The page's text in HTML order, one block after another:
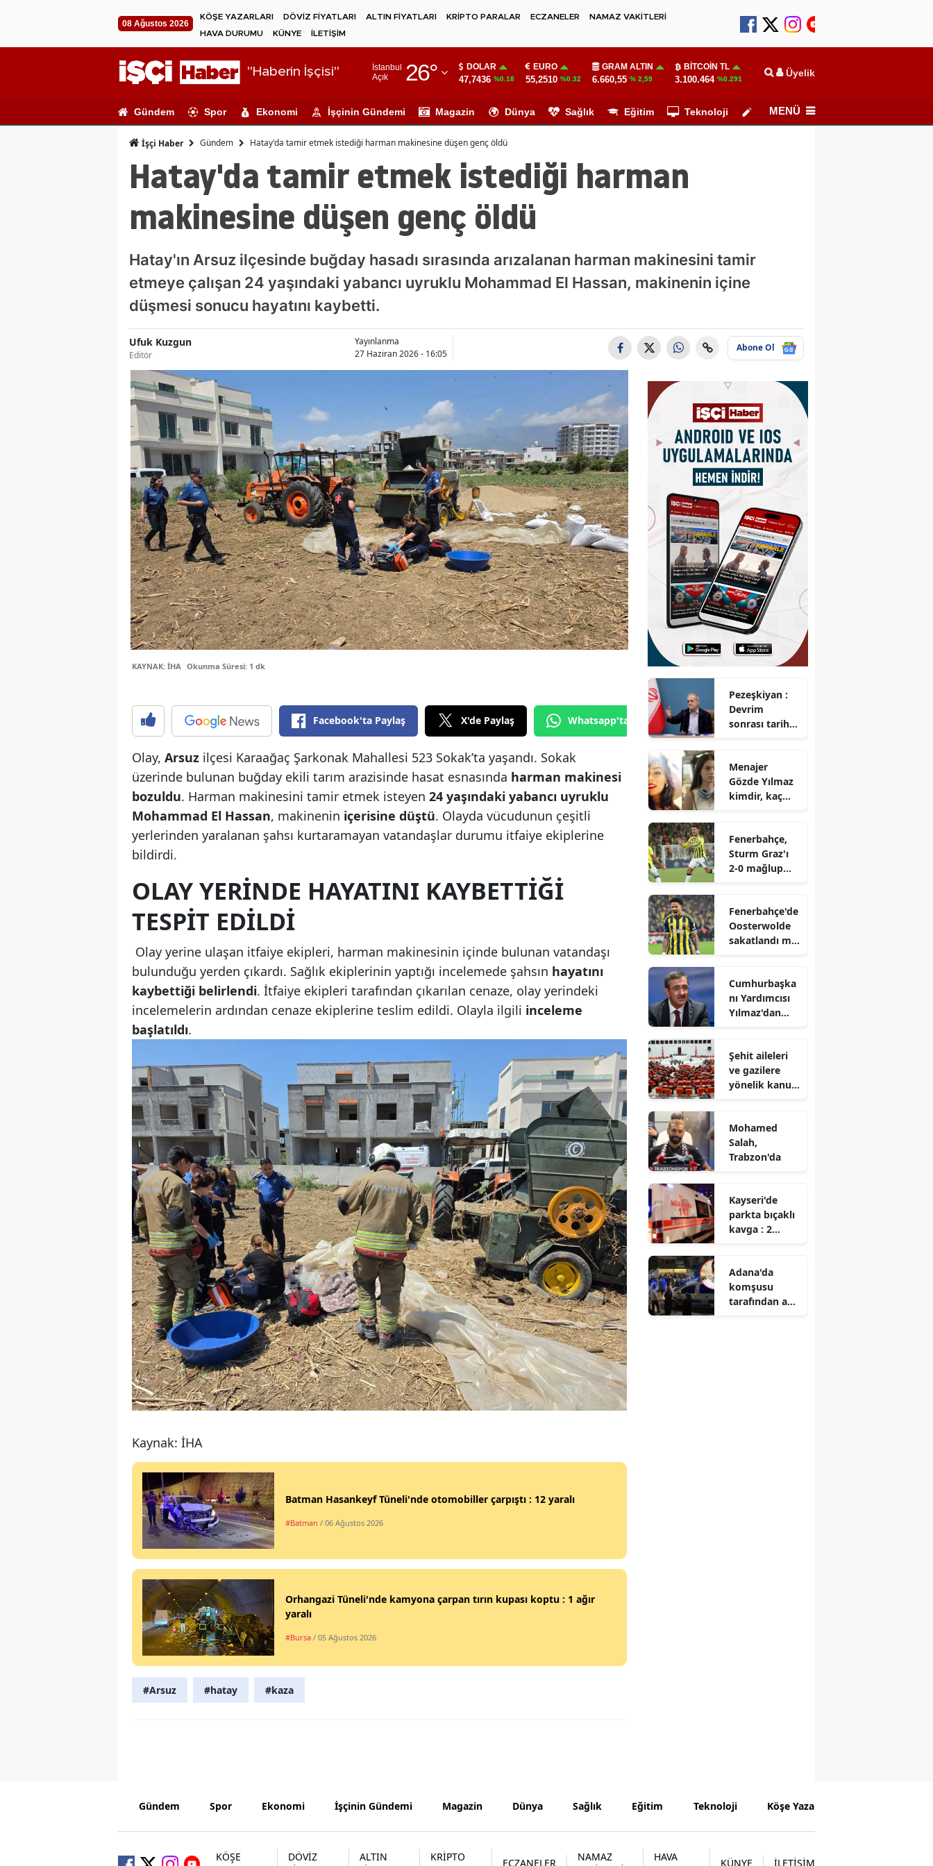
08 Ağustos 2026
KÖŞE YAZARLARI DÖVİZ FİYATLARI ALTIN FİYATLARI KRİPTO PARALAR ECZANELER
NAMAZ VAKİTLERİ
HAVA DURUMU
KÜNYE İLETİŞİM
"Haberin İşçisi"
İstanbul
Açık
26°
Adıyaman
Ağrı
Ankara
Antalya
Artvin
Aydın
Bilecik
Bingöl
Bolu
Burdur
Bursa
Çanakkale
Çankırı
Çorum
Denizli
Diyarbakır
Edirne
Erzurum
Eskişehir
Gaziantep
Giresun
Gümüşhane
Hatay
Mersin
İstanbul
İzmir
Kars
Kastamonu
Kayseri
Kırklareli
Kırşehir
Kocaeli
Konya
Kütahya
Malatya
Manisa
Kahramanmaraş
Mardin
Muğla
Muş
Niğde
Ordu
Siirt
Sivas
Şanlıurfa
Uşak
Van
DOLAR
47,7436 %0.18
EURO
55,2510 %0.32
GRAM ALTIN
6.660,55 % 2,59
BITCOIN TL
3.100.464 %0.291 Üyelik
Gündem Spor Ekonomi İşçinin Gündemi Magazin Dünya Sağlık Eğitim Teknoloji Köşe Yazarları
MENÜ
İşçi Haber Gündem Hatay'da tamir etmek istediği harman makinesine düşen genç öldü
Hatay'da tamir etmek istediği harman
makinesine düşen genç öldü
Hatay'ın Arsuz ilçesinde buğday hasadı sırasında arızalanan harman makinesini tamir
etmeye çalışan 24 yaşındaki yabancı uyruklu Mohammad El Hassan, makinenin içine
düşmesi sonucu hayatını kaybetti.
Ufuk Kuzgun
Editör
Yayınlanma
27 Haziran 2026 - 16:05
Abone Ol
KAYNAK: İHA Okunma Süresi: 1 dk
Facebook'ta Paylaş X'de Paylaş Whatsapp'tan Gönder
Olay, Arsuz ilçesi Karaağaç Şarkonak Mahallesi 523 Sokak’ta yaşandı. Sokak
üzerinde bulunan buğday ekili tarım arazisinde hasat esnasında harman makinesi
bozuldu. Harman makinesini tamir etmek isteyen 24 yaşındaki yabancı uyruklu
Mohammad El Hassan, makinenin içerisine düştü. Olayda vücudunun çeşitli
yerlerinden yaralanan şahsı kurtaramayan vatandaşlar durumu itfaiye ekiplerine
bildirdi.
OLAY YERINDE HAYATINI KAYBETTIĞI
TESPIT EDILDI
Olay yerine ulaşan itfaiye ekipleri, harman makinesinin içinde bulunan vatandaşı
bulunduğu yerden çıkardı. Sağlık ekiplerinin yaptığı incelemede şahsın hayatını
kaybettiği belirlendi. İtfaiye ekipleri tarafından çıkarılan cenaze, olay yerindeki
incelemelerin ardından cenaze ekiplerine teslim edildi. Olayla ilgili inceleme
başlatıldı.
Kaynak: İHA
Batman Hasankeyf Tüneli'nde otomobiller çarpıştı : 12 yaralı
#Batman / 06 Ağustos 2026
Orhangazi Tüneli'nde kamyona çarpan tırın kupası koptu : 1 ağır
yaralı
#Bursa / 05 Ağustos 2026
#Arsuz #hatay #kaza
Pezeşkiyan :
Devrim
sonrası tarihte
Menajer
Gözde Yılmaz
kimdir, kaç
Fenerbahçe,
Sturm Graz'ı
2-0 mağlup
Fenerbahçe'de
Oosterwolde
sakatlandı mı,
Cumhurbaşka
nı Yardımcısı
Yılmaz'dan
vurgusu
Şehit aileleri
ve gazilere
yönelik kanun
Mohamed
Salah,
Trabzon'da
Kayseri'de
parkta bıçaklı
kavga : 2
Adana'da
komşusu
tarafından av
Gündem Spor Ekonomi İşçinin Gündemi Magazin Dünya Sağlık Eğitim Teknoloji Köşe Yazarları
KÖŞE
DÖVİZ
ALTIN
KRİPTO
ECZANELER
NAMAZ
HAVA
KÜNYE İLETİŞİM